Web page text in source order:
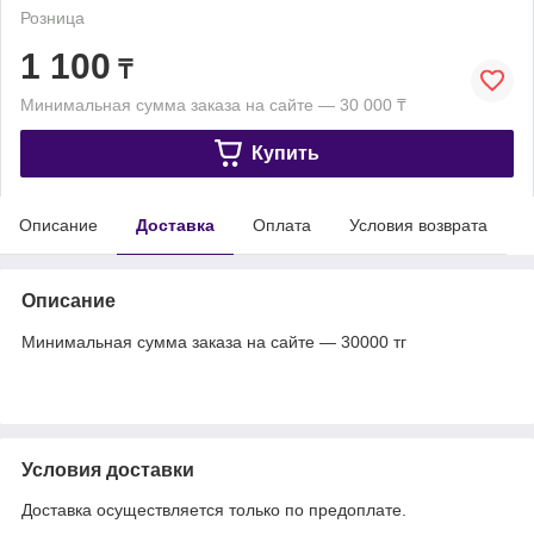
Розница
1 100 ₸
Минимальная сумма заказа на сайте — 30 000 ₸
Купить
Описание Доставка Оплата Условия возврата
Описание
Минимальная сумма заказа на сайте — 30000 тг
Условия доставки
Доставка осуществляется только по предоплате.